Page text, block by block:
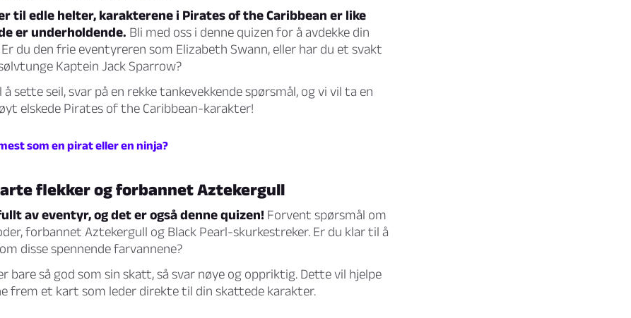
til edle helter, karakterene i Pirates of the Caribbean er like
er underholdende. Bli med oss i denne quizen for å avdekke din
du den frie eventyreren som Elizabeth Swann, eller har du et svakt
Kaptein Jack Sparrow?
sette seil, svar på en rekke tankevekkende spørsmål, og vi vil ta en
elskede Pirates of the Caribbean-karakter!
som en pirat eller en ninja?
flekker og forbannet Aztekergull
av eventyr, og det er også denne quizen! Forvent spørsmål om
forbannet Aztekergull og Black Pearl-skurkestreker. Er du klar til å
disse spennende farvannene?
bare så god som sin skatt, så svar nøye og oppriktig. Dette vil hjelpe
frem et kart som leder direkte til din skattede karakter.